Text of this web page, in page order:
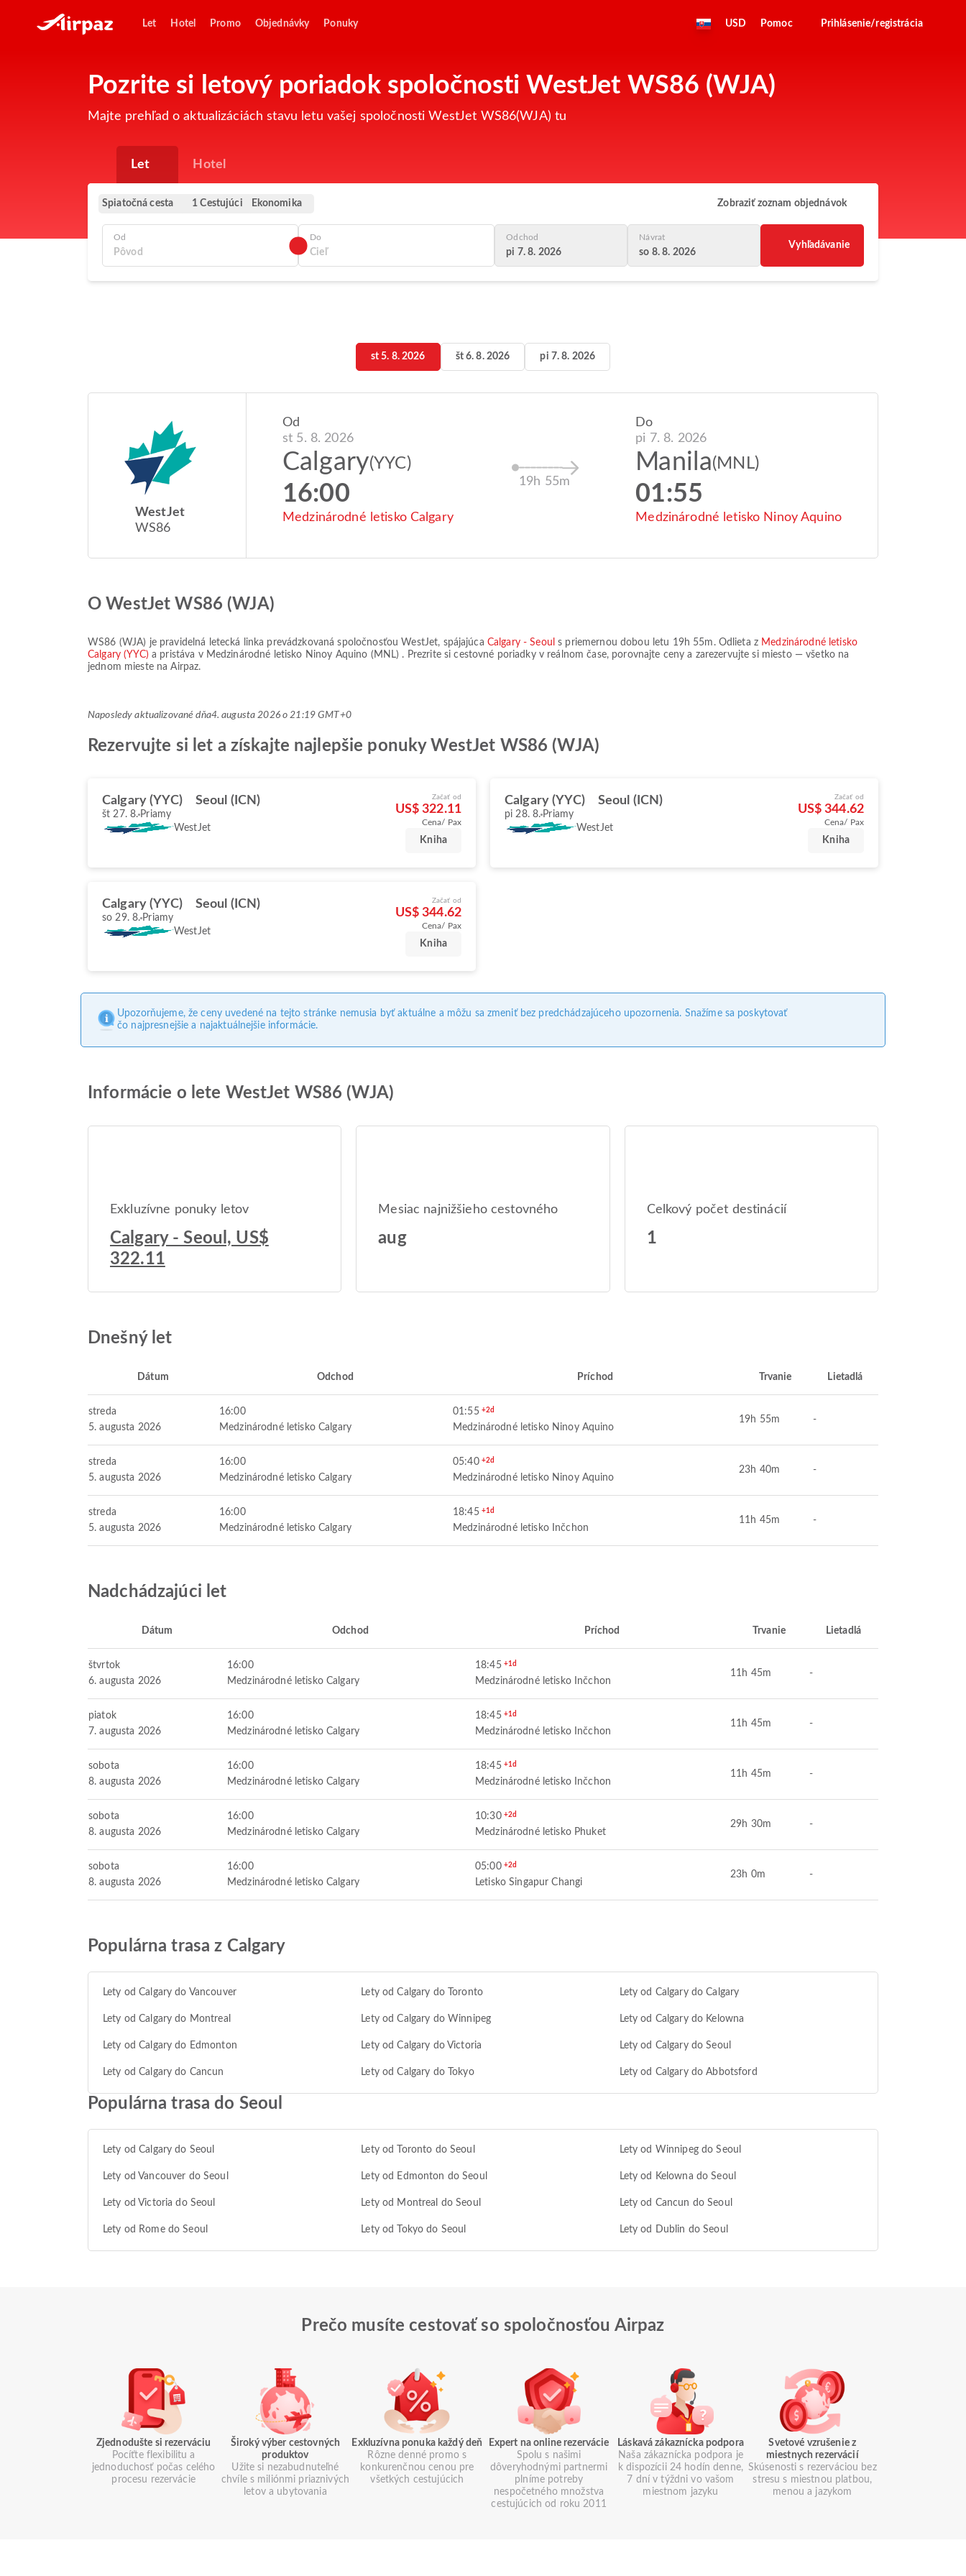
Let Hotel Promo Objednávky Ponuky USD Pomoc Prihlásenie/registrácia
Pozrite si letový poriadok spoločnosti WestJet WS86 (WJA)
Majte prehľad o aktualizáciách stavu letu vašej spoločnosti WestJet WS86(WJA) tu
Let Hotel
Spiatočná cesta 1 Cestujúci Ekonomika Zobraziť zoznam objednávok
Od Do Odchod
pi 7. 8. 2026
Návrat
so 8. 8. 2026
Vyhľadávanie
st 5. 8. 2026 št 6. 8. 2026 pi 7. 8. 2026
WestJet
WS86
Od
st 5. 8. 2026
Calgary(YYC)
16:00
Medzinárodné letisko Calgary
19h 55m
Do
pi 7. 8. 2026
Manila(MNL)
01:55
Medzinárodné letisko Ninoy Aquino
O WestJet WS86 (WJA)
WS86 (WJA) je pravidelná letecká linka prevádzkovaná spoločnosťou WestJet, spájajúca Calgary - Seoul s priemernou dobou letu 19h 55m . Odlieta z Medzinárodné letisko
Calgary (YYC) a pristáva v Medzinárodné letisko Ninoy Aquino (MNL) . Prezrite si cestovné poriadky v reálnom čase, porovnajte ceny a zarezervujte si miesto — všetko na
jednom mieste na Airpaz.
Naposledy aktualizované dňa4. augusta 2026 o 21:19 GMT+0
Rezervujte si let a získajte najlepšie ponuky WestJet WS86 (WJA)
Calgary (YYC) Seoul (ICN)
št 27. 8. Priamy
WestJet
Začať od
US$ 322.11
Cena/ Pax
Kniha
Calgary (YYC) Seoul (ICN)
pi 28. 8. Priamy
WestJet
Začať od
US$ 344.62
Cena/ Pax
Kniha
Calgary (YYC) Seoul (ICN)
so 29. 8. Priamy
WestJet
Začať od
US$ 344.62
Cena/ Pax
Kniha
Upozorňujeme, že ceny uvedené na tejto stránke nemusia byť aktuálne a môžu sa zmeniť bez predchádzajúceho upozornenia. Snažíme sa poskytovať
čo najpresnejšie a najaktuálnejšie informácie.
Informácie o lete WestJet WS86 (WJA)
Exkluzívne ponuky letov
Calgary - Seoul, US$
322.11
Mesiac najnižšieho cestovného
aug
Celkový počet destinácií
1
Dnešný let
Dátum Odchod Príchod Trvanie Lietadlá
streda
5. augusta 2026
16:00
Medzinárodné letisko Calgary
01:55 +2d
Medzinárodné letisko Ninoy Aquino
19h 55m -
streda
5. augusta 2026
16:00
Medzinárodné letisko Calgary
05:40 +2d
Medzinárodné letisko Ninoy Aquino
23h 40m -
streda
5. augusta 2026
16:00
Medzinárodné letisko Calgary
18:45 +1d
Medzinárodné letisko Inčchon
11h 45m -
Nadchádzajúci let
Dátum Odchod Príchod Trvanie Lietadlá
štvrtok
6. augusta 2026
16:00
Medzinárodné letisko Calgary
18:45 +1d
Medzinárodné letisko Inčchon
11h 45m -
piatok
7. augusta 2026
16:00
Medzinárodné letisko Calgary
18:45 +1d
Medzinárodné letisko Inčchon
11h 45m -
sobota
8. augusta 2026
16:00
Medzinárodné letisko Calgary
18:45 +1d
Medzinárodné letisko Inčchon
11h 45m -
sobota
8. augusta 2026
16:00
Medzinárodné letisko Calgary
10:30 +2d
Medzinárodné letisko Phuket
29h 30m -
sobota
8. augusta 2026
16:00
Medzinárodné letisko Calgary
05:00 +2d
Letisko Singapur Changi
23h 0m -
Populárna trasa z Calgary
Lety od Calgary do Vancouver Lety od Calgary do Toronto Lety od Calgary do Calgary
Lety od Calgary do Montreal Lety od Calgary do Winnipeg Lety od Calgary do Kelowna
Lety od Calgary do Edmonton Lety od Calgary do Victoria Lety od Calgary do Seoul
Lety od Calgary do Cancun Lety od Calgary do Tokyo Lety od Calgary do Abbotsford
Populárna trasa do Seoul
Lety od Calgary do Seoul Lety od Toronto do Seoul Lety od Winnipeg do Seoul
Lety od Vancouver do Seoul Lety od Edmonton do Seoul Lety od Kelowna do Seoul
Lety od Victoria do Seoul Lety od Montreal do Seoul Lety od Cancun do Seoul
Lety od Rome do Seoul Lety od Tokyo do Seoul Lety od Dublin do Seoul
Prečo musíte cestovať so spoločnosťou Airpaz
Zjednodušte si rezerváciu
Pocíťte flexibilitu a
jednoduchosť počas celého
procesu rezervácie
Široký výber cestovných
produktov
Užite si nezabudnuteľné
chvíle s miliónmi priaznivých
letov a ubytovania
Exkluzívna ponuka každý deň
Rôzne denné promo s
konkurenčnou cenou pre
všetkých cestujúcich
Expert na online rezervácie
Spolu s našimi
dôveryhodnými partnermi
plníme potreby
nespočetného množstva
cestujúcich od roku 2011
Láskavá zákaznícka podpora
Naša zákaznícka podpora je
k dispozícii 24 hodín denne,
7 dní v týždni vo vašom
miestnom jazyku
Svetové vzrušenie z
miestnych rezervácií
Skúsenosti s rezerváciou bez
stresu s miestnou platbou,
menou a jazykom